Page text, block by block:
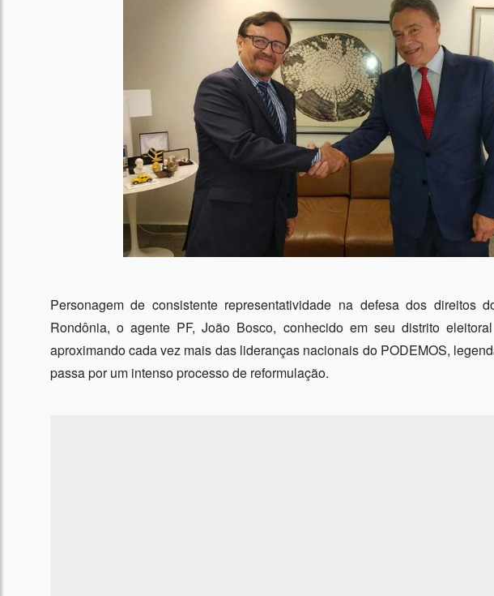
Personagem de consistente representatividade na defesa dos direitos
Rondônia, o agente PF, João Bosco, conhecido em seu distrito
aproximando cada vez mais das lideranças nacionais do PODEMOS,
passa por um intenso processo de reformulação.